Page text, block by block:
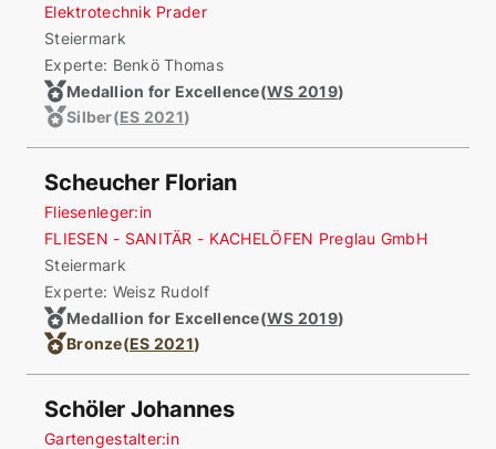
Elektrotechnik Prader
Steiermark
Experte: Benkö Thomas
Medallion for Excellence(WS 2019)
Silber(ES 2021)
Scheucher Florian
Fliesenleger:in
FLIESEN - SANITÄR - KACHELÖFEN Preglau GmbH
Steiermark
Experte: Weisz Rudolf
Medallion for Excellence(WS 2019)
Bronze(ES 2021)
Schöler Johannes
Gartengestalter:in